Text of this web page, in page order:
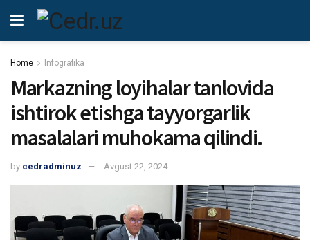
Home Infografika
Markazning loyihalar tanlovida
ishtirok etishga tayyorgarlik
masalalari muhokama qilindi.
by cedradminuz Avgust 22, 2024